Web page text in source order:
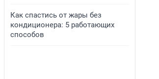
Как спастись от жары без
кондиционера: 5 работающих
способов